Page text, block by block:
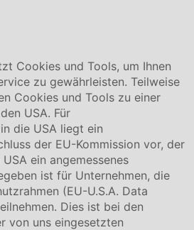
Meister GmbH
+49 5141-180
Cookies und Tools, um Ihnen
zu gewährleisten. Teilweise
Cookies und Tools zu einer
USA. Für
die USA liegt ein
der EU-Kommission vor, der
ein angemessenes
ist für Unternehmen, die
(EU-U.S.A. Data
Dies ist bei den
von uns eingesetzten